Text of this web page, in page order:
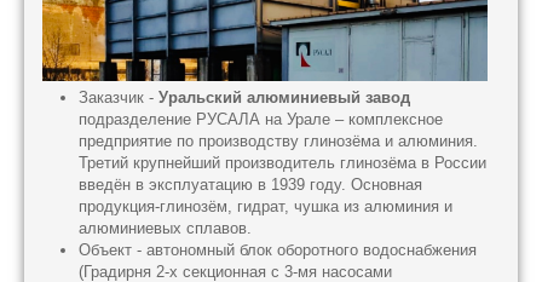
Заказчик - Уральский алюминиевый завод
подразделение РУСАЛА на Урале – комплексное
предприятие по производству глинозёма и алюминия.
Третий крупнейший производитель глинозёма в России
введён в эксплуатацию в 1939 году. Основная
продукция-глинозём, гидрат, чушка из алюминия и
алюминиевых сплавов.
Объект - автономный блок оборотного водоснабжения
(Градирня 2-х секционная с 3-мя насосами